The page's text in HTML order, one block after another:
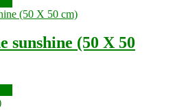
sunshine (50 X 50